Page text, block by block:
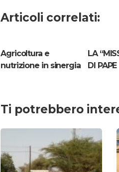
Articoli correlati:
Agricoltura e
nutrizione in sinergia
LA
DI PAPE
Ti potrebbero